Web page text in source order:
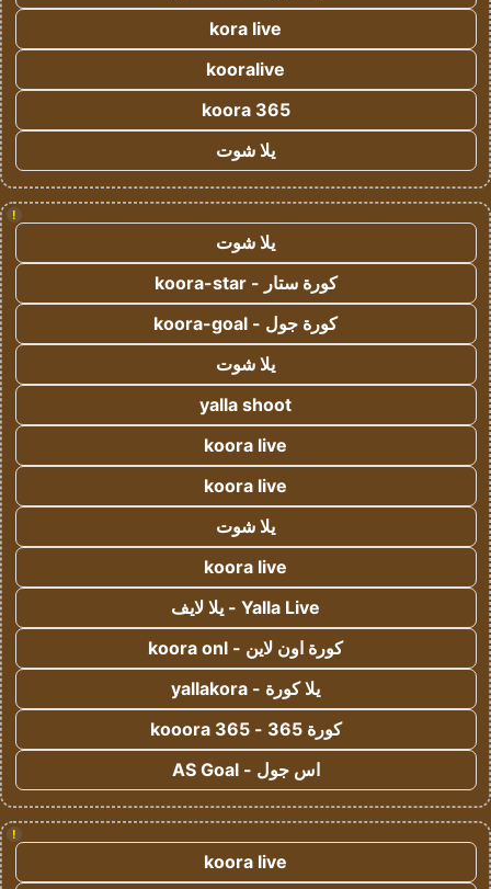
kora live
kooralive
koora 365
يلا شوت
!
يلا شوت
كورة ستار - koora-star
كورة جول - koora-goal
يلا شوت
yalla shoot
koora live
koora live
يلا شوت
koora live
Yalla Live - يلا لايف
كورة اون لاين - koora onl
يلا كورة - yallakora
كورة 365 - kooora 365
اس جول - AS Goal
!
koora live